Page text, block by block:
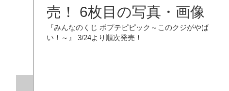
売！ 6枚目の写真・画像
『みんなのくじ ポプテピピック～このクジがやば
い！～』 3/24より順次発売！